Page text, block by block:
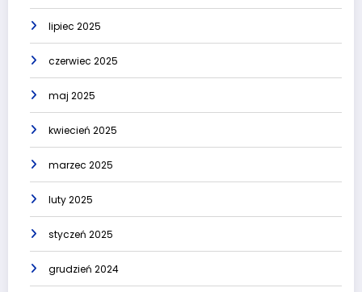
lipiec 2025
czerwiec 2025
maj 2025
kwiecień 2025
marzec 2025
luty 2025
styczeń 2025
grudzień 2024